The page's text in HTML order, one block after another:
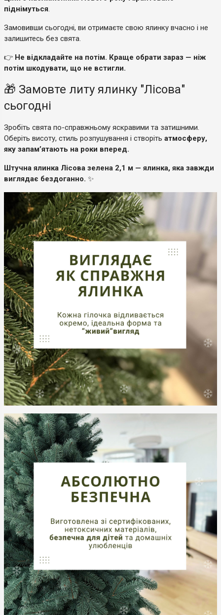
піднімуться.
Замовивши сьогодні, ви отримаєте свою ялинку вчасно і не
залишитесь без свята.
👉 Не відкладайте на потім. Краще обрати зараз — ніж
потім шкодувати, що не встигли.
🎁 Замовте литу ялинку "Лісова"
сьогодні
Зробіть свята по-справжньому яскравими та затишними.
Оберіть висоту, стиль розпушування і створіть атмосферу,
яку запам’ятають на роки вперед.
Штучна ялинка Лісова зелена 2,1 м — ялинка, яка завжди
виглядає бездоганно. ✨